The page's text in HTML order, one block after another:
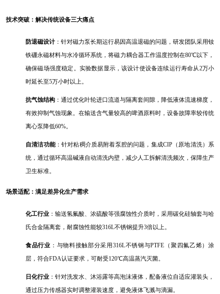
技术突破：解决传统设备三大痛点
防退磁设计 ：针对磁力泵长期运行易因高温退磁的问题，研发团队采用钕
铁硼永磁材料与水冷循环系统，将磁力耦合器工作温度控制在80℃以下，
确保磁场强度稳定。实验数据显示，该设计使设备连续运行寿命从2万小
时延长至5万小时以上。
抗气蚀结构 ：通过优化叶轮进口流道与隔离套间隙，降低液体流速梯度，
有效抑制气蚀现象。在输送含气量较高的啤酒原料时，设备故障率较传统
离心泵降低60%。
自清洁功能：针对粘稠介质易附着泵腔的问题，集成CIP（原地清洗）系
统，通过循环高温碱液自动清洗内壁，减少人工拆解清洗频次，保障生产
卫生标准。
场景适配：满足差异化生产需求
化工行业 ：输送氢氟酸、浓硫酸等强腐蚀性介质时，采用碳化硅轴套与哈
氏合金隔离套，耐腐蚀性能较316L不锈钢提升3倍以上。
食品行业 ：与物料接触部分采用 316L不锈钢与PTFE（聚四氟乙烯）涂
层，符合FDA认证要求，可耐受120℃高温蒸汽灭菌。
日化行业 ：针对洗发水、沐浴露等高泡沫液体，配备液位自适应灌装头，
通过压力传感器实时调整灌装速度，避免液体飞溅与滴漏。